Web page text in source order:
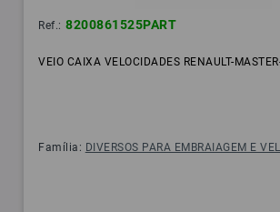
Ref.: 8200861525PART
VEIO CAIXA VELOCIDADES RENAULT-
Família: DIVERSOS PARA EMBRAIAGEM E